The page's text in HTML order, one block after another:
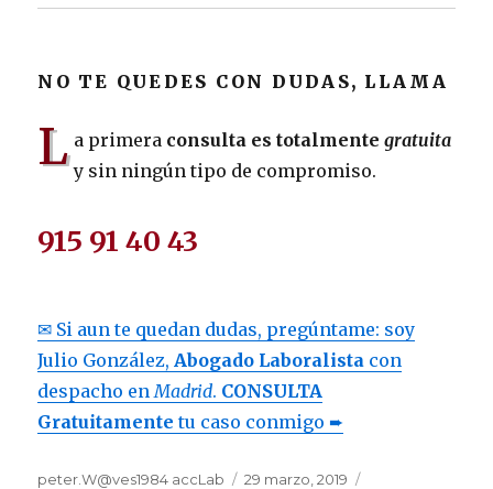
NO TE QUEDES CON DUDAS, LLAMA
L a primera consulta es totalmente gratuita
y sin ningún tipo de compromiso.
915 91 40 43
✉ Si aun te quedan dudas, pregúntame: soy
Julio González, Abogado Laboralista con
despacho en Madrid. CONSULTA
Gratuitamente tu caso conmigo ➨
Autor
peter.W@ves1984 accLab
Publicado
29 marzo, 2019